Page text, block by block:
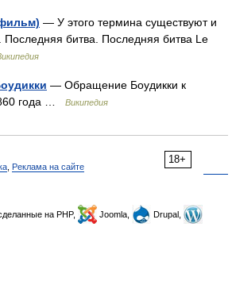
— У этого термина существуют и
Последняя битва. Последняя битва Le
— Обращение Боудикки к
года …
Википедия
18+
Реклама на сайте
сделанные на PHP, Joomla,
Drupal,